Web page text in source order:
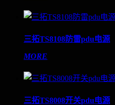
三拓TS8108防雷pdu电源
MORE
三拓TS8008开关pdu电源